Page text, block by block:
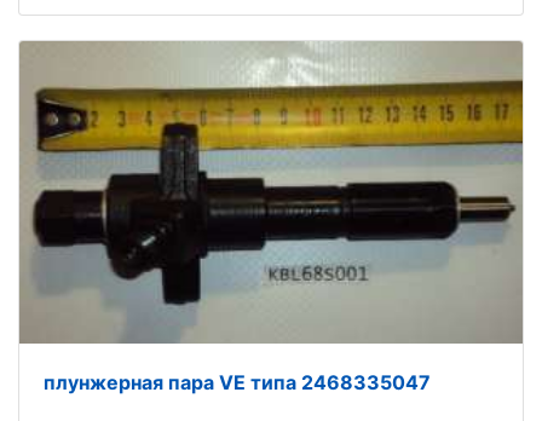
плунжерная пара VE типа 2468335047